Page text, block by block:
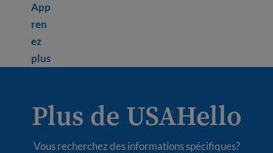
App
ren
ez
plusLearn more about Civic responsibility
Plus de USAHello
Vous recherchez des informations spécifiques?